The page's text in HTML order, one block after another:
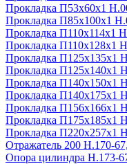
Прокладка П53х60х1
Прокладка П85х100х1
Прокладка П110х114х1
Прокладка П110х128х1
Прокладка П125х135х1
Прокладка П125х140х1
Прокладка П140х150х1
Прокладка П140х175х1
Прокладка П156х166х1
Прокладка П175х185х1
Прокладка П220х257х1
Отражатель 200 Н.170-
Опора цилиндра Н.173-